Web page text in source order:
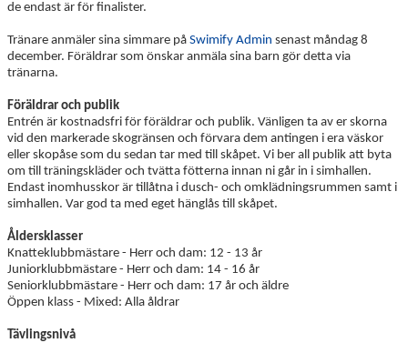
de endast är för finalister.
Tränare anmäler sina simmare på Swimify Admin senast måndag 8
december. Föräldrar som önskar anmäla sina barn gör detta via
tränarna.
Föräldrar och publik
Entrén är kostnadsfri för föräldrar och publik. Vänligen ta av er skorna
vid den markerade skogränsen och förvara dem antingen i era väskor
eller skopåse som du sedan tar med till skåpet. Vi ber all publik att byta
om till träningskläder och tvätta fötterna innan ni går in i simhallen.
Endast inomhusskor är tillåtna i dusch- och omklädningsrummen samt i
simhallen. Var god ta med eget hänglås till skåpet.
Åldersklasser
Knatteklubbmästare - Herr och dam: 12 - 13 år
Juniorklubbmästare - Herr och dam: 14 - 16 år
Seniorklubbmästare - Herr och dam: 17 år och äldre
Öppen klass - Mixed: Alla åldrar
Tävlingsnivå